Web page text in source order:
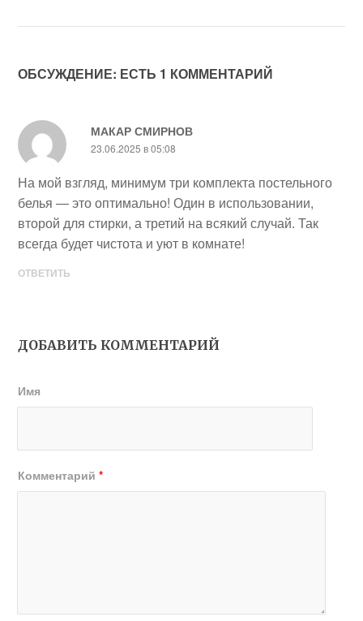
ОБСУЖДЕНИЕ: ЕСТЬ 1 КОММЕНТАРИЙ
МАКАР СМИРНОВ
23.06.2025 в 05:08
На мой взгляд, минимум три комплекта постельного
белья — это оптимально! Один в использовании,
второй для стирки, а третий на всякий случай. Так
всегда будет чистота и уют в комнате!
ОТВЕТИТЬ
ДОБАВИТЬ КОММЕНТАРИЙ
Имя
Комментарий*